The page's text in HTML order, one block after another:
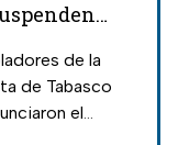
tras
de
de la
de Tabasco
el